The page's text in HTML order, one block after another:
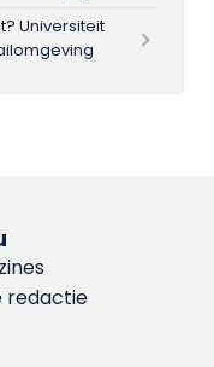
Universiteit
redactie